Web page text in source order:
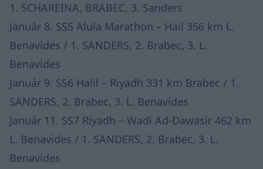
1. SCHAREINA, BRABEC, 3. Sanders
Január 8. SS5 Alula Marathon – Hail 356 km L.
Benavides / 1. SANDERS, 2. Brabec, 3. L.
Benavides
Január 9. SS6 Halil – Riyadh 331 km Brabec / 1.
SANDERS, 2. Brabec, 3. L. Benavides
Január 11. SS7 Riyadh – Wadi Ad-Dawasir 462 km
L. Benavides / 1. SANDERS, 2. Brabec, 3. L.
Benavides